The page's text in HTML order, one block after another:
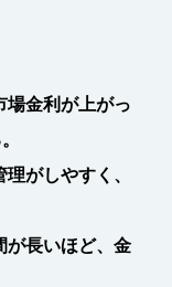
金利が上がっ
がしやすく、
が長いほど、金